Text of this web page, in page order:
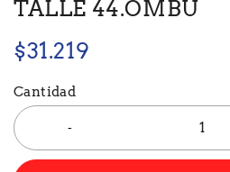
TALLE 44.OMBU
$31.219
Cantidad